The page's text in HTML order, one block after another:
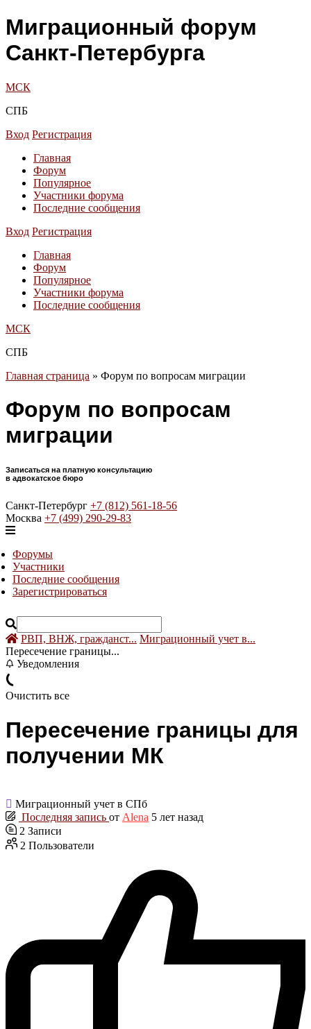
Миграционный форум
Санкт-Петербурга
МСК
СПБ
Вход Регистрация
Главная
Форум
Популярное
Участники форума
Последние сообщения
Вход Регистрация
Главная
Форум
Популярное
Участники форума
Последние сообщения
МСК
СПБ
Главная страница » Форум по вопросам миграции
Форум по вопросам
миграции
Записаться на платную консультацию
в адвокатское бюро
Санкт-Петербург +7 (812) 561-18-56
Москва +7 (499) 290-29-83
Форумы
Участники
Последние сообщения
Зарегистрироваться
РВП, ВНЖ, гражданст... Миграционный учет в...
Пересечение границы...
Уведомления
Очистить все
Пересечение границы для
получении МК
Миграционный учет в СПб
Последняя запись от Alena 5 лет назад
2 Записи
2 Пользователи